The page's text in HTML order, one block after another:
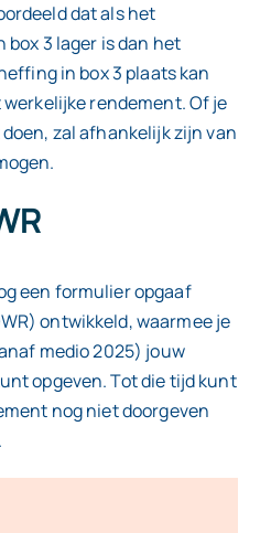
dat als het
3 lager is dan het
in box 3 plaats kan
rendement. Of je
zal afhankelijk zijn van
een formulier opgaaf
ontwikkeld, waarmee je
medio 2025) jouw
opgeven. Tot die tijd kunt
nog niet doorgeven